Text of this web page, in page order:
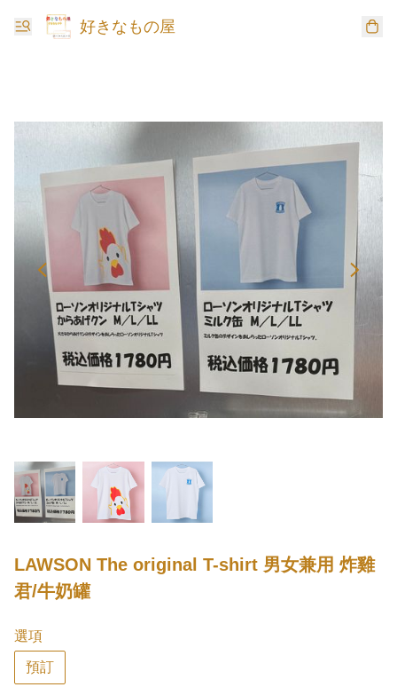
好きなもの屋
LAWSON The original T-shirt 男女兼用 炸雞
君/牛奶罐
選項
預訂